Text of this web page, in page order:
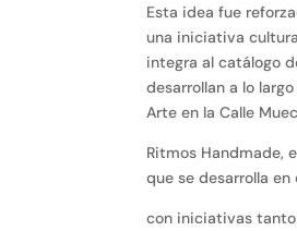
Esta idea fue
una iniciativa
integra al catálogo
desarrollan a lo
Arte en la Calle
Ritmos Handmade,
que se desarrolla
con iniciativas